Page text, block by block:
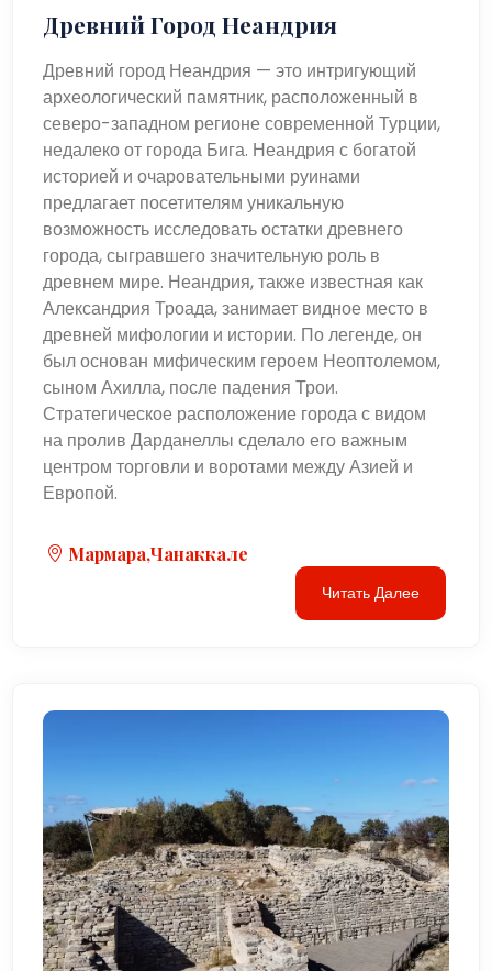
Древний Город Неандрия
Древний город Неандрия — это интригующий
археологический памятник, расположенный в
северо-западном регионе современной Турции,
недалеко от города Бига. Неандрия с богатой
историей и очаровательными руинами
предлагает посетителям уникальную
возможность исследовать остатки древнего
города, сыгравшего значительную роль в
древнем мире. Неандрия, также известная как
Александрия Троада, занимает видное место в
древней мифологии и истории. По легенде, он
был основан мифическим героем Неоптолемом,
сыном Ахилла, после падения Трои.
Стратегическое расположение города с видом
на пролив Дарданеллы сделало его важным
центром торговли и воротами между Азией и
Европой.
Мармара,Чанаккале
Читать Далее